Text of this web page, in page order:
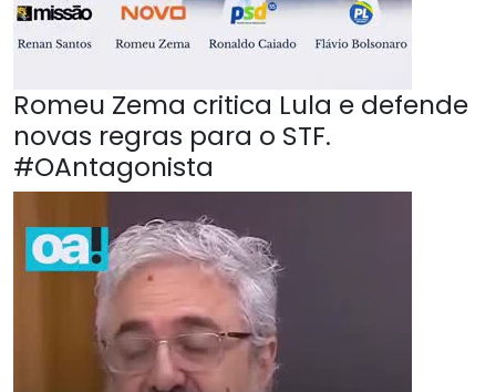
Romeu Zema critica Lula e defende
novas regras para o STF.
#OAntagonista